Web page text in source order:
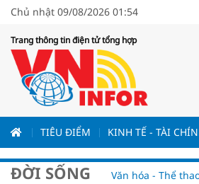
Chủ nhật 09/08/2026 01:54
Trang thông tin điện tử tổng hợp
TIÊU ĐIỂM KINH TẾ - TÀI
ĐỜI SỐNG Văn hóa - Thể